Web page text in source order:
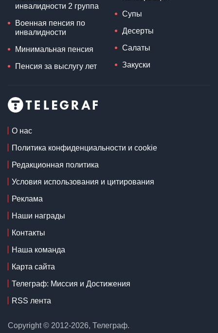
инвалидности 2 группа
Военная пенсия по
инвалидности
Минимальная пенсия
Пенсия за выслугу лет
Супы
Десерты
Салаты
Закуски
О нас
Политика конфиденциальности и cookie
Редакционная политика
Условия использования и цитирования
Реклама
Наши награды
Контакты
Наша команда
Карта сайта
Телеграф: Миссия и Достижения
RSS лента
Copyright © 2012-2026, Телеграф.